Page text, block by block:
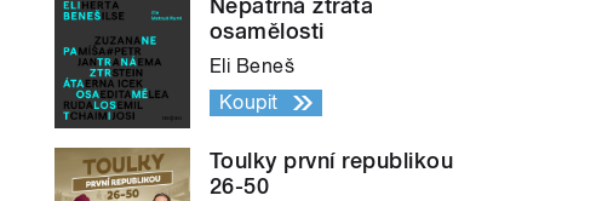
Nepatrná ztráta
osamělosti
Eli Beneš
Koupit
Toulky první republikou
26-50